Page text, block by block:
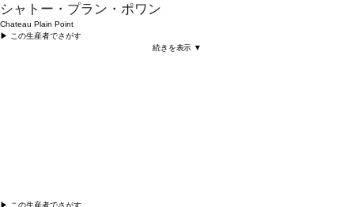
シャトー・プラン・ポワン
Chateau Plain Point
▶︎ この生産者でさがす
続きを表示 ▼
▶︎ この生産者でさがす